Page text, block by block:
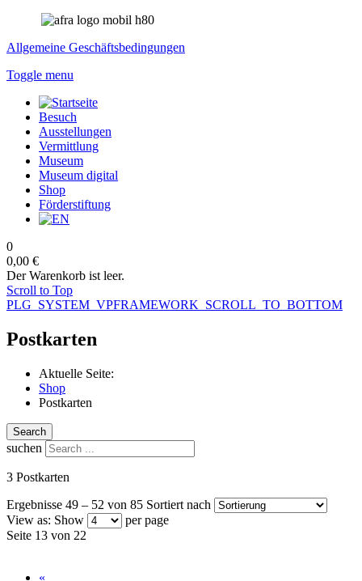
Allgemeine Geschäftsbedingungen
Toggle menu
Besuch
Ausstellungen
Vermittlung
Museum
Museum digital
Shop
Förderstiftung
0
0,00 €
Der Warenkorb ist leer.
Scroll to Top
PLG_SYSTEM_VPFRAMEWORK_SCROLL_TO_BOTTOM
Postkarten
Aktuelle Seite:
Shop
Postkarten
Search
suchen
3 Postkarten
Ergebnisse 49 – 52 von 85 Sortiert nach
View as: Show
per page
Seite 13 von 22
«